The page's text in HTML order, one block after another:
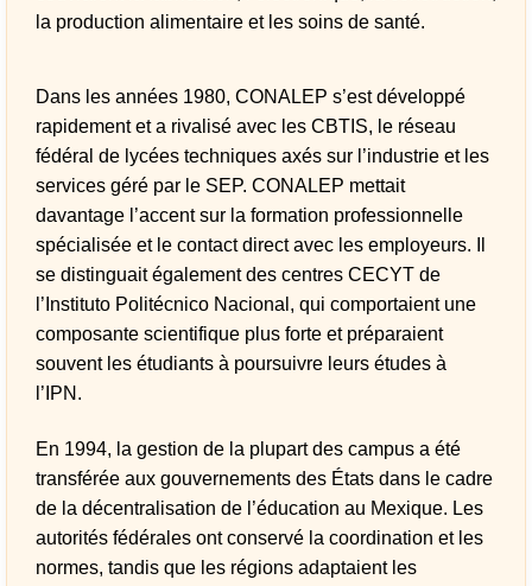
la production alimentaire et les soins de santé.
Dans les années 1980, CONALEP s’est développé
rapidement et a rivalisé avec les CBTIS, le réseau
fédéral de lycées techniques axés sur l’industrie et les
services géré par le SEP. CONALEP mettait
davantage l’accent sur la formation professionnelle
spécialisée et le contact direct avec les employeurs. Il
se distinguait également des centres CECYT de
l’Instituto Politécnico Nacional, qui comportaient une
composante scientifique plus forte et préparaient
souvent les étudiants à poursuivre leurs études à
l’IPN.
En 1994, la gestion de la plupart des campus a été
transférée aux gouvernements des États dans le cadre
de la décentralisation de l’éducation au Mexique. Les
autorités fédérales ont conservé la coordination et les
normes, tandis que les régions adaptaient les